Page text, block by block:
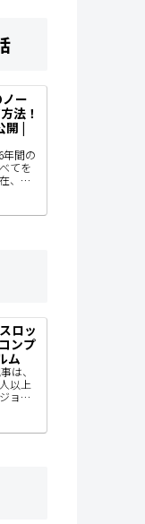
ー
法！
開 |
年間の
てを
、ブ
いる
ロッ
ンプ
ム
は、
以上
ョン
たの